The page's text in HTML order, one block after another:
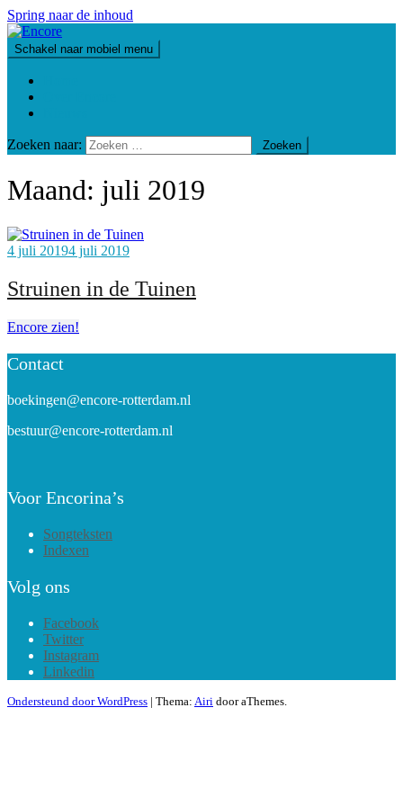
Spring naar de inhoud
Schakel naar mobiel menu
Zoeken naar:
Maand: juli 2019
4 juli 20194 juli 2019
Struinen in de Tuinen
Encore zien!
Contact
boekingen@encore-rotterdam.nl
bestuur@encore-rotterdam.nl
Voor Encorina’s
Songteksten
Indexen
Volg ons
Facebook
Twitter
Instagram
Linkedin
Ondersteund door WordPress | Thema: Airi door aThemes.